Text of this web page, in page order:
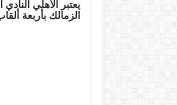
الزمالك بأربعة